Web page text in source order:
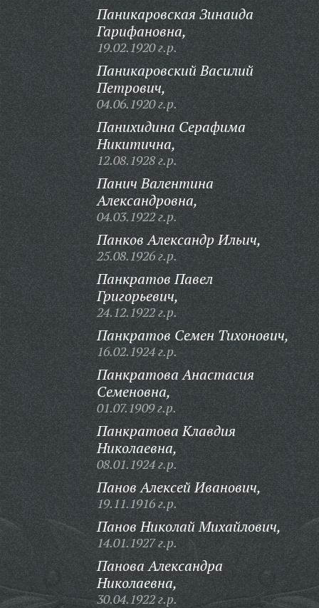
Паникаровская Зинаида
Гарифановна,
19.02.1920 г.р.
Паникаровский Василий
Петрович,
04.06.1920 г.р.
Панихидина Серафима
Никитична,
12.08.1928 г.р.
Панич Валентина
Александровна,
04.03.1922 г.р.
Панков Александр Ильич,
25.08.1926 г.р.
Панкратов Павел
Григорьевич,
24.12.1922 г.р.
Панкратов Семен Тихонович,
16.02.1924 г.р.
Панкратова Анастасия
Семеновна,
01.07.1909 г.р.
Панкратова Клавдия
Николаевна,
08.01.1924 г.р.
Панов Алексей Иванович,
19.11.1916 г.р.
Панов Николай Михайлович,
14.01.1927 г.р.
Панова Александра
Николаевна,
30.04.1922 г.р.